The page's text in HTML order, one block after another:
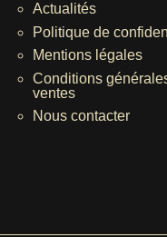
Actualités
Politique de
Mentions légales
Conditions
ventes
Nous contacter